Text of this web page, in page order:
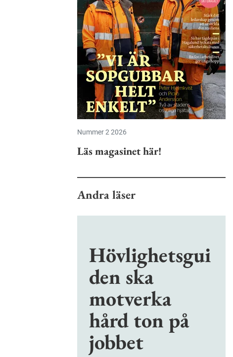
Nummer 2 2026
Läs magasinet här!
Andra läser
Hövlighetsgui
den ska
motverka
hård ton på
jobbet